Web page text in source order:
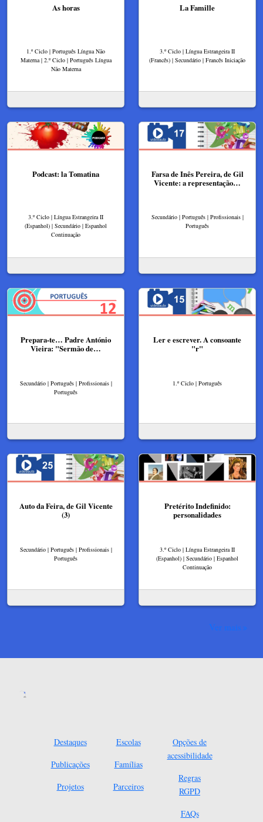
As horas
1.º Ciclo | Português Língua Não
Materna | 2.º Ciclo | Português Língua
Não Materna
La Famille
3.º Ciclo | Língua Estrangeira II
(Francês) | Secundário | Francês Iniciação
Podcast: la Tomatina
3.º Ciclo | Língua Estrangeira II
(Espanhol) | Secundário | Espanhol
Continuação
Farsa de Inês Pereira, de Gil
Vicente: a representação…
Secundário | Português | Profissionais |
Português
Prepara-te… Padre António
Vieira: "Sermão de…
Secundário | Português | Profissionais |
Português
Ler e escrever. A consoante
"r"
1.º Ciclo | Português
Auto da Feira, de Gil Vicente
(3)
Secundário | Português | Profissionais |
Português
Pretérito Indefinido:
personalidades
3.º Ciclo | Língua Estrangeira II
(Espanhol) | Secundário | Espanhol
Continuação
Ver mais
Destaques
Publicações
Projetos
Escolas
Famílias
Parceiros
Opções de
acessibilidade
Regras
RGPD
FAQs